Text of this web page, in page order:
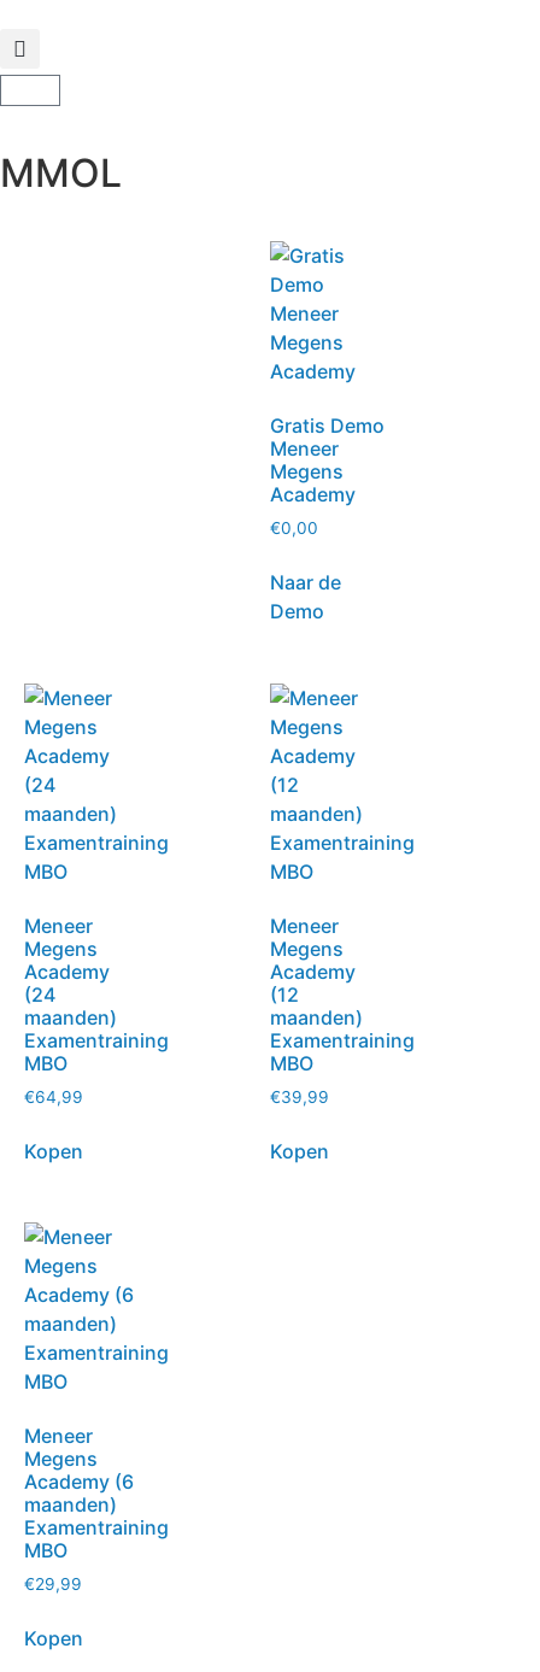
MMOL
Gratis Demo
Meneer
Megens
Academy
€0,00
Naar de
Demo
Meneer
Megens
Academy
(24
maanden)
Examentraining
MBO
€64,99
Kopen
Meneer
Megens
Academy
(12
maanden)
Examentraining
MBO
€39,99
Kopen
Meneer
Megens
Academy (6
maanden)
Examentraining
MBO
€29,99
Kopen